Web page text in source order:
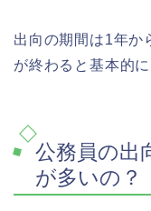
出向の期間は1年か
が終わると基本的
公務員の出
が多いの？